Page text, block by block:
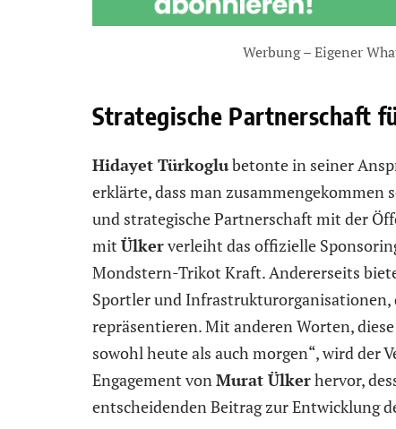
Werbung – Eigener
Strategische Partnerschaft
Hidayet Türkoglubetonte in seiner
erklärte, dass man zusammengekommen
und strategische Partnerschaft mit der
mit Ülkerverleiht das offizielle
Mondstern-Trikot Kraft. Andererseits
Sportler und Infrastrukturorganisationen,
repräsentieren. Mit anderen Worten,
sowohl heute als auch morgen“, wird der
Engagement vonMurat Ülkerhervor,
entscheidenden Beitrag zur Entwicklung